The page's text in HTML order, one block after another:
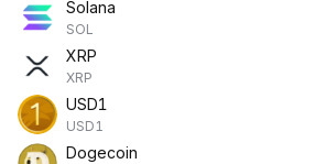
Solana
SOL
XRP
XRP
USD1
USD1
Dogecoin